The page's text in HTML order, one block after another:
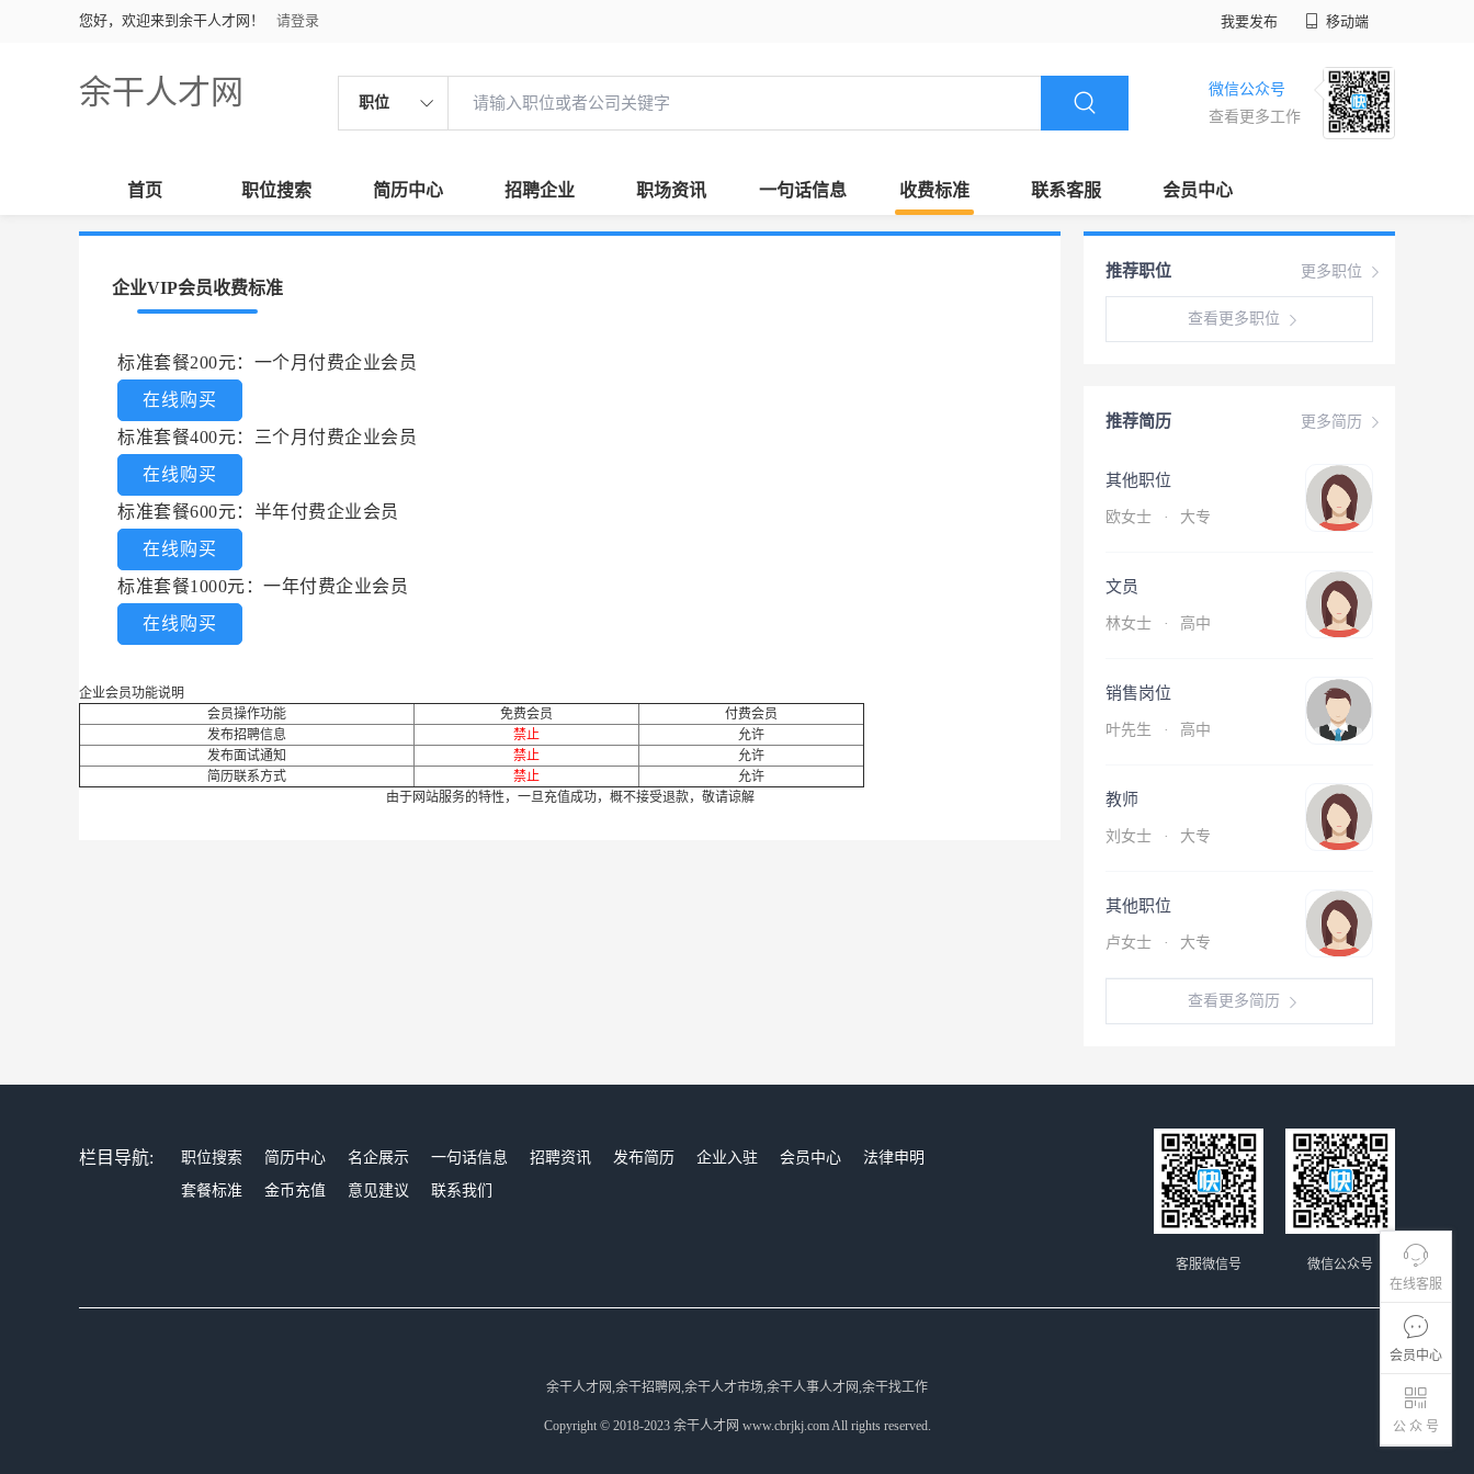
您好，欢迎来到余干人才网！ 请登录 我要发布 移动端
余干人才网 职位
微信公众号
查看更多工作
首页 职位搜索 简历中心 招聘企业 职场资讯 一句话信息 收费标准 联系客服 会员中心
在线客服
会员中心
公 众 号
企业VIP会员收费标准
标准套餐200元：一个月付费企业会员
在线购买
标准套餐400元：三个月付费企业会员
在线购买
标准套餐600元：半年付费企业会员
在线购买
标准套餐1000元：一年付费企业会员
在线购买
企业会员功能说明
会员操作功能
免费会员
付费会员
发布招聘信息
禁止
允许
发布面试通知
禁止
允许
简历联系方式
禁止
允许
由于网站服务的特性，一旦充值成功，概不接受退款，敬请谅解
更多职位
推荐职位
查看更多职位
更多简历
推荐简历
其他职位
欧女士 · 大专
文员
林女士 · 高中
销售岗位
叶先生 · 高中
教师
刘女士 · 大专
其他职位
卢女士 · 大专
查看更多简历
栏目导航: 职位搜索 简历中心 名企展示 一句话信息 招聘资讯 发布简历 企业入驻 会员中心
法律申明
套餐标准
金币充值 意见建议 联系我们
微信公众号
客服微信号
余干人才网,余干招聘网,余干人才市场,余干人事人才网,余干找工作
Copyright © 2018-2023 余干人才网 www.cbrjkj.com All rights reserved.